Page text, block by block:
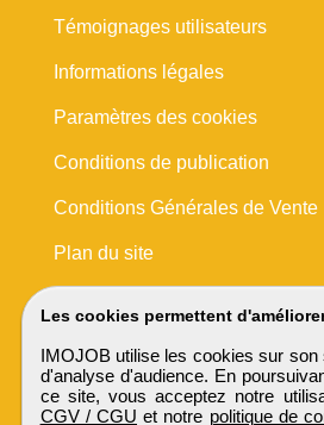
Les cookies permettent
IMOJOB utilise les cookies sur son
d'analyse d'audience. En
ce site, vous acceptez notre
CGV / CGU et notre politique de
Témoignages utilisateurs
Informations légales
Paramètres des cookies
Conditions de publication
Conditions Générales de Vente
Plan du site